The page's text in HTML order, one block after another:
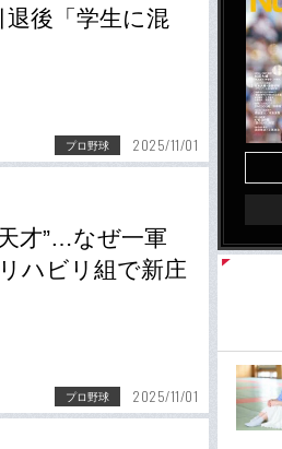
後「学生に混
プロ野球 2025/11/01
才”…なぜ一軍
ハビリ組で新庄
プロ野球 2025/11/01